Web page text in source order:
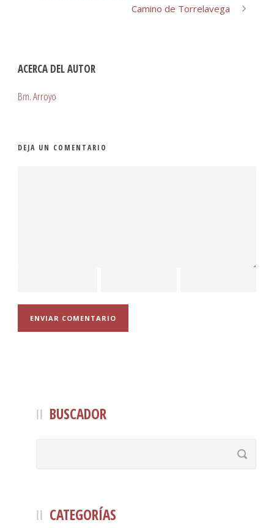
Camino de Torrelavega
ACERCA DEL AUTOR
Bm. Arroyo
DEJA UN COMENTARIO
BUSCADOR
CATEGORÍAS